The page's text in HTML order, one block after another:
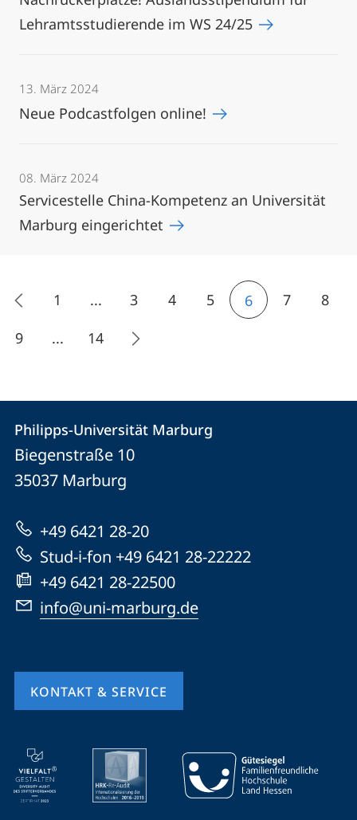
Lehramtsstudierende im WS 24/25
13. März 2024
Neue Podcastfolgen online!
08. März 2024
Servicestelle China-Kompetenz an Universität
Marburg eingerichtet
1 ... 3 4 5 6 7
8
9
... 14
Kontakt
und
Informationen
zur
Website
Kontaktinformationen
Philipps-
Universität
Marburg
Philipps-Universität Marburg
Biegenstraße 10
35037 Marburg
+49 6421 28-20
Stud-i-fon +49 6421 28-22222
+49 6421 28-22500
info@uni-marburg.de
KONTAKT & SERVICE
Mobile-
Service-
Navigation